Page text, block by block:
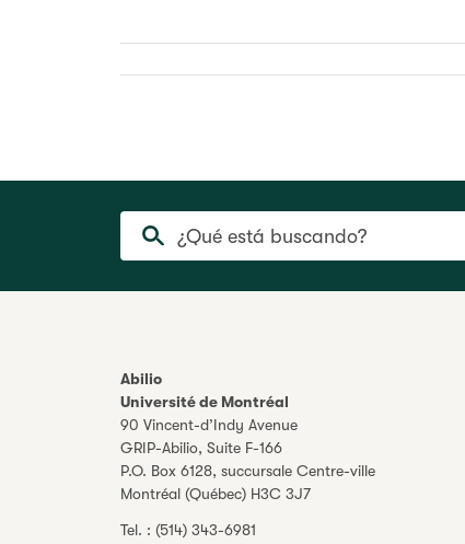
¿Qué está buscando?
Abilio
Université de Montréal
90 Vincent-d’Indy Avenue
GRIP-Abilio, Suite F-166
P.O. Box 6128, succursale Centre-ville
Montréal (Québec) H3C 3J7
Tel. : (514) 343-6981